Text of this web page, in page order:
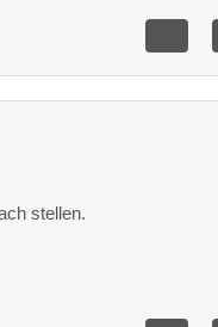
stellen.